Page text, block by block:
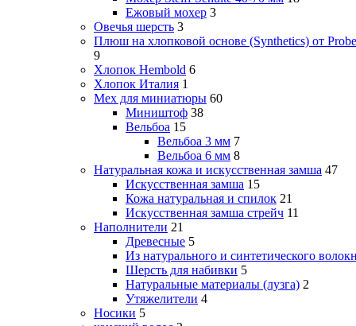
Ежовый мохер 3
Овечья шерсть 3
Плюш на хлопковой основе (Synthetics) от
9
Хлопок Hembold 6
Хлопок Италия 1
Мех для миниатюры 60
Миништоф 38
Вельбоа 15
Вельбоа 3 мм 7
Вельбоа 6 мм 8
Натуральная кожа и искусственная замша 47
Искусственная замша 15
Кожа натуральная и спилок 21
Искусственная замша стрейч 11
Наполнители 21
Древесные 5
Из натурального и синтетического
Шерсть для набивки 5
Натуральные материалы (лузга) 2
Утяжелители 4
Носики 5